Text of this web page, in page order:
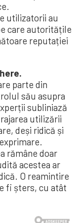
utilizatorii au
care autoritățile
reputației
parte din
său asupra
subliniază
utilizării
deși ridică și
rămâne doar
acestea ar
O reamintire
fi șters, cu atât